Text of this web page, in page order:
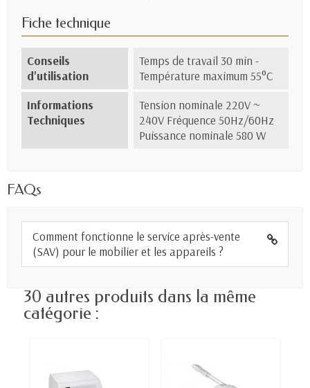
Fiche technique
Conseils
d'utilisation
Temps de travail 30 min -
Température maximum 55°C
Informations
Techniques
Tension nominale 220V ~
240V Fréquence 50Hz/60Hz
Puissance nominale 580 W
FAQs
Comment fonctionne le service après-vente
(SAV) pour le mobilier et les appareils ?
30 autres produits dans la même
catégorie :